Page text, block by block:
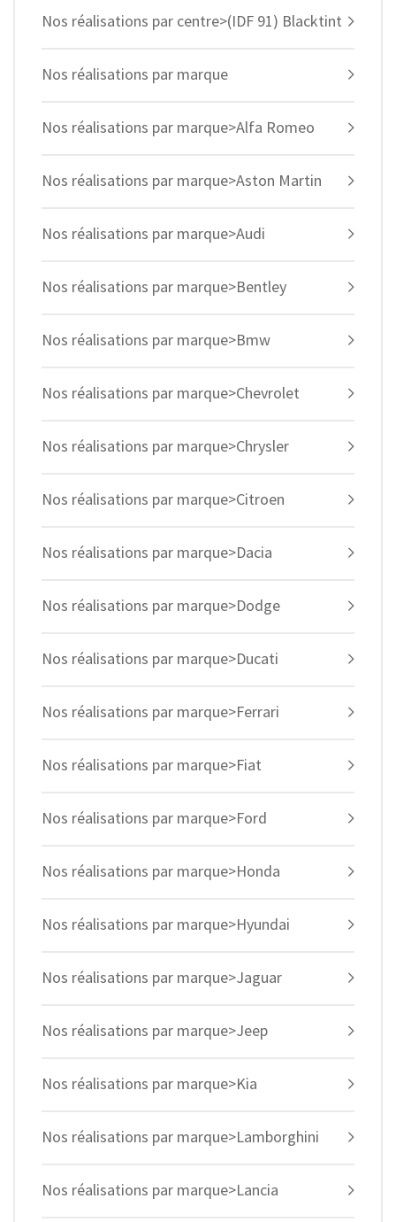
Nos réalisations par centre>(IDF 91) Blacktint
Nos réalisations par marque
Nos réalisations par marque>Alfa Romeo
Nos réalisations par marque>Aston Martin
Nos réalisations par marque>Audi
Nos réalisations par marque>Bentley
Nos réalisations par marque>Bmw
Nos réalisations par marque>Chevrolet
Nos réalisations par marque>Chrysler
Nos réalisations par marque>Citroen
Nos réalisations par marque>Dacia
Nos réalisations par marque>Dodge
Nos réalisations par marque>Ducati
Nos réalisations par marque>Ferrari
Nos réalisations par marque>Fiat
Nos réalisations par marque>Ford
Nos réalisations par marque>Honda
Nos réalisations par marque>Hyundai
Nos réalisations par marque>Jaguar
Nos réalisations par marque>Jeep
Nos réalisations par marque>Kia
Nos réalisations par marque>Lamborghini
Nos réalisations par marque>Lancia